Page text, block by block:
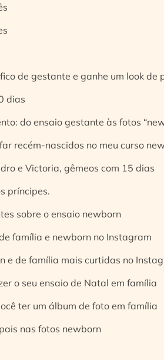
de gestante e ganhe um look de
dias
do ensaio gestante às fotos
recém-nascidos no meu curso
e Victoria, gêmeos com 15 dias
príncipes.
sobre o ensaio newborn
família e newborn no Instagram
e de família mais curtidas no
o seu ensaio de Natal em família
ter um álbum de foto em família
nas fotos newborn